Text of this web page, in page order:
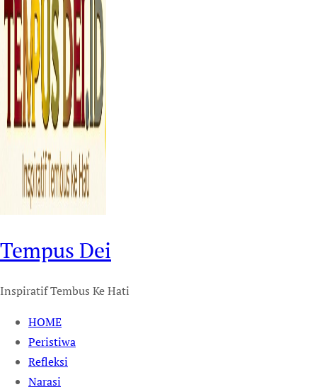
Tempus Dei
Inspiratif Tembus Ke Hati
HOME
Peristiwa
Refleksi
Narasi